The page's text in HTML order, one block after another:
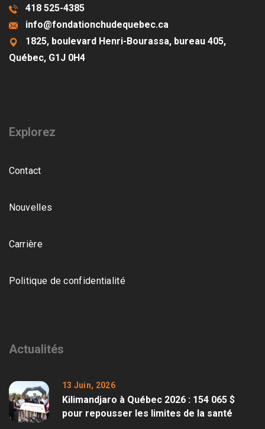
418 525-4385
info@fondationchudequebec.ca
1825, boulevard Henri-Bourassa, bureau 405,
Québec, G1J 0H4
Explorez
Contact
Nouvelles
Carrière
Politique de confidentialité
Actualités
13 Juin, 2026
Kilimandjaro à Québec 2026 : 154 065 $
pour repousser les limites de la santé